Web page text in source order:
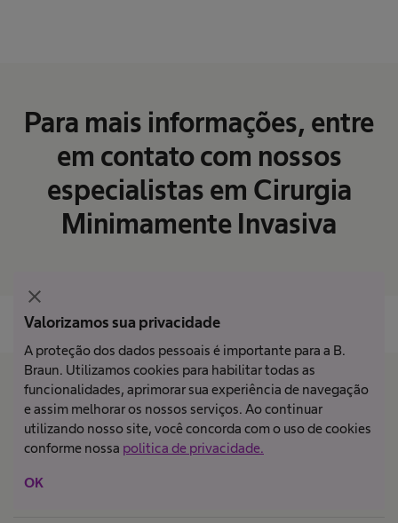
Para mais informações, entre
em contato com nossos
especialistas em Cirurgia
Minimamente Invasiva
Carreira expand_more
Cuidados com o paciente
Valorizamos sua privacidade
A proteção dos dados pessoais é importante para a B.
Braun. Utilizamos cookies para habilitar todas as
funcionalidades, aprimorar sua experiência de navegação
e assim melhorar os nossos serviços. Ao continuar
utilizando nosso site, você concorda com o uso de cookies
conforme nossa politica de privacidade.
OK
close